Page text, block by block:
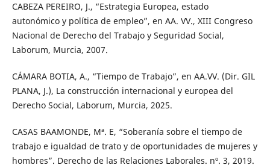
CABEZA PEREIRO, J., “Estrategia Europea, estado
autonómico y política de empleo”, en AA. VV., XIII Congreso
Nacional de Derecho del Trabajo y Seguridad Social,
Laborum, Murcia, 2007.
CÁMARA BOTIA, A., “Tiempo de Trabajo”, en AA.VV. (Dir. GIL
PLANA, J.), La construcción internacional y europea del
Derecho Social, Laborum, Murcia, 2025.
CASAS BAAMONDE, Mª. E, “Soberanía sobre el tiempo de
trabajo e igualdad de trato y de oportunidades de mujeres y
hombres”. Derecho de las Relaciones Laborales. nº. 3, 2019.